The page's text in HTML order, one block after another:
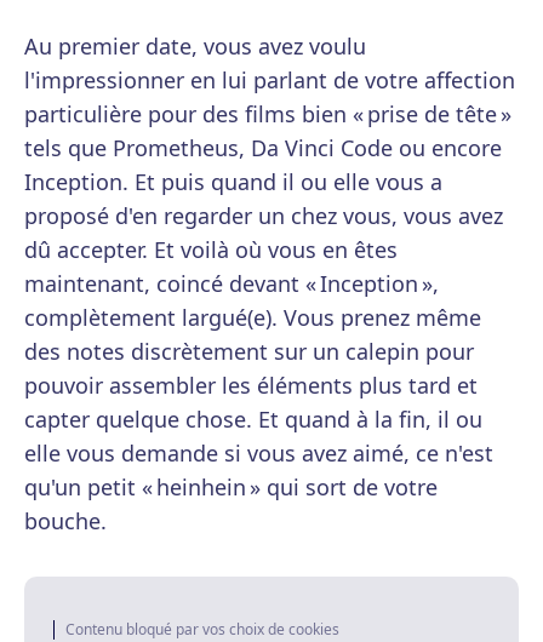
Au premier date, vous avez voulu
l'impressionner en lui parlant de votre affection
particulière pour des films bien « prise de tête »
tels que Prometheus, Da Vinci Code ou encore
Inception. Et puis quand il ou elle vous a
proposé d'en regarder un chez vous, vous avez
dû accepter. Et voilà où vous en êtes
maintenant, coincé devant « Inception »,
complètement largué(e). Vous prenez même
des notes discrètement sur un calepin pour
pouvoir assembler les éléments plus tard et
capter quelque chose. Et quand à la fin, il ou
elle vous demande si vous avez aimé, ce n'est
qu'un petit « heinhein » qui sort de votre
bouche.
Contenu bloqué par vos choix de cookies